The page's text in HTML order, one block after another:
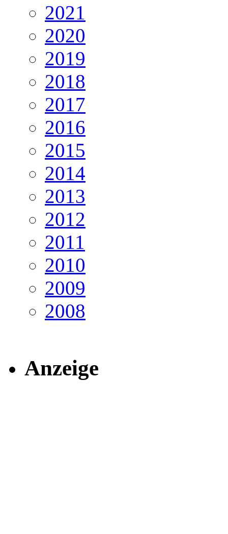
2021
2020
2019
2018
2017
2016
2015
2014
2013
2012
2011
2010
2009
2008
Anzeige